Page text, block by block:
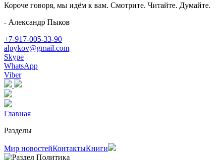
Короче говоря, мы идём к вам. Смотрите. Читайте. Думайте.
- Александр Пыков
+7-917-005-33-90
alpykov@gmail.com
Skype
WhatsApp
Viber
Главная
Разделы
Мир новостейКонтактыКниги